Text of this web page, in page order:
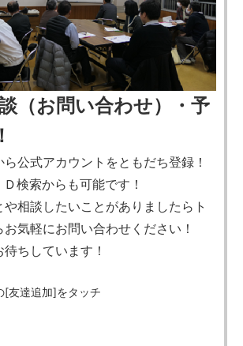
（お問い合わせ）・予
公式アカウントをともだち登録！
検索からも可能です！
相談したいことがありましたらト
気軽にお問い合わせください！
ちしています！
[友達追加]をタッチ